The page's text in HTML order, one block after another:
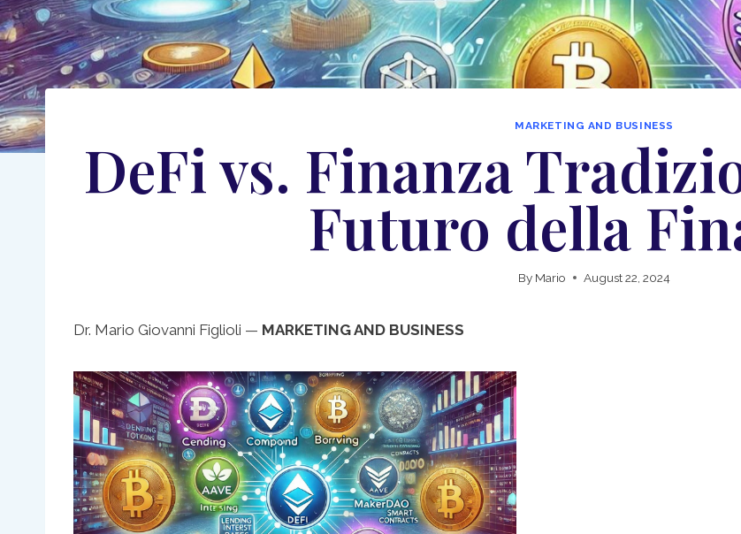
MARKETING AND BUSINESS
DeFi vs. Finanza
Futuro della
By Mario August 22, 2024
Dr. Mario Giovanni Figlioli — MARKETING AND BUSINESS